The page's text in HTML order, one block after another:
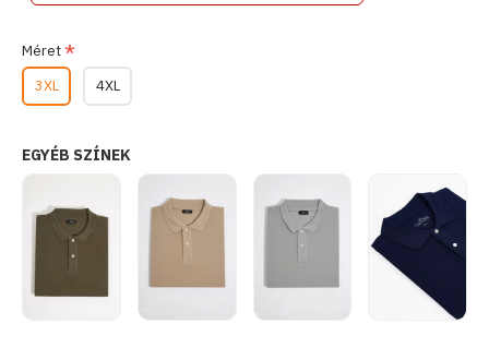
Méret
3XL
4XL
EGYÉB SZÍNEK